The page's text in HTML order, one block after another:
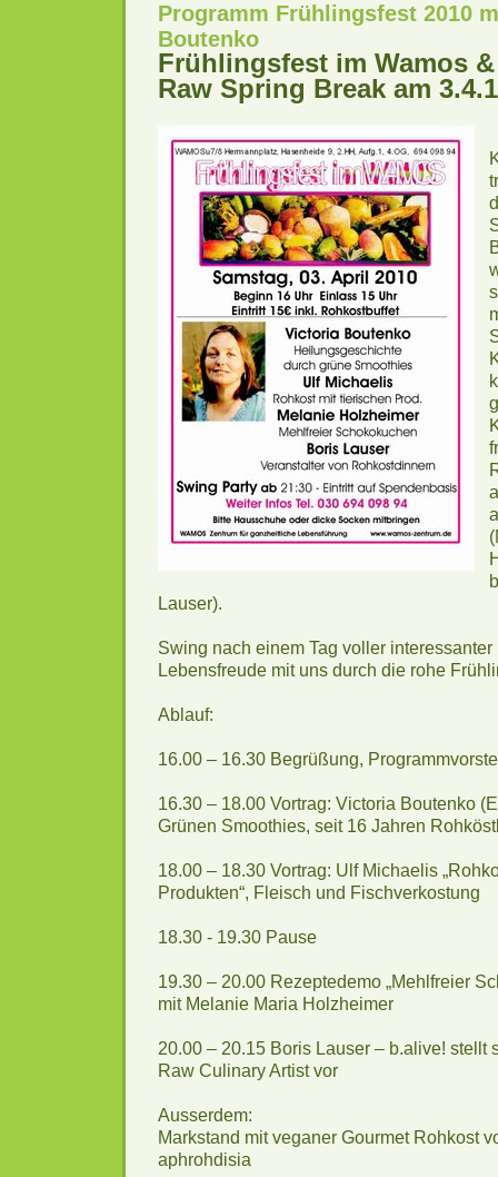
Programm Frühlingsfest 2010
Boutenko
Frühlingsfest im Wamos
Raw Spring Break am
Lauser).
Swing nach einem Tag voller
Lebensfreude mit uns durch die rohe
Ablauf:
16.00 – 16.30 Begrüßung,
16.30 – 18.00 Vortrag: Victoria Boutenko
Grünen Smoothies, seit 16 Jahren
18.00 – 18.30 Vortrag: Ulf Michaelis
Produkten“, Fleisch und Fischverkostung
18.30 - 19.30 Pause
19.30 – 20.00 Rezeptedemo „Mehlfreier
mit Melanie Maria Holzheimer
20.00 – 20.15 Boris Lauser – b.alive! stellt
Raw Culinary Artist vor
Ausserdem:
Markstand mit veganer Gourmet Rohkost
aphrohdisia